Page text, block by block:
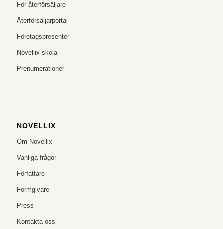
För återförsäljare
Återförsäljarportal
Företagspresenter
Novellix skola
Prenumerationer
NOVELLIX
Om Novellix
Vanliga frågor
Författare
Formgivare
Press
Kontakta oss